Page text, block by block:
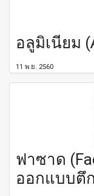
อลูมิเนียม
11 พ.ย. 2560
ฟาซาด
ออกแบบตึ